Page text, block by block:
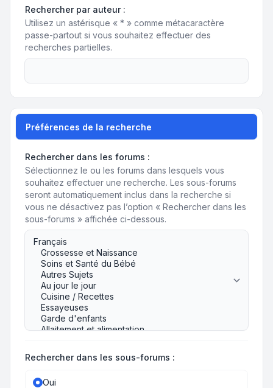
Rechercher par auteur :
Utilisez un astérisque « * » comme métacaractère
passe-partout si vous souhaitez effectuer des
recherches partielles.
Préférences de la recherche
Rechercher dans les forums :
Sélectionnez le ou les forums dans lesquels vous
souhaitez effectuer une recherche. Les sous-forums
seront automatiquement inclus dans la recherche si
vous ne désactivez pas l’option « Rechercher dans les
sous-forums » affichée ci-dessous.
Rechercher dans les sous-forums :
Oui